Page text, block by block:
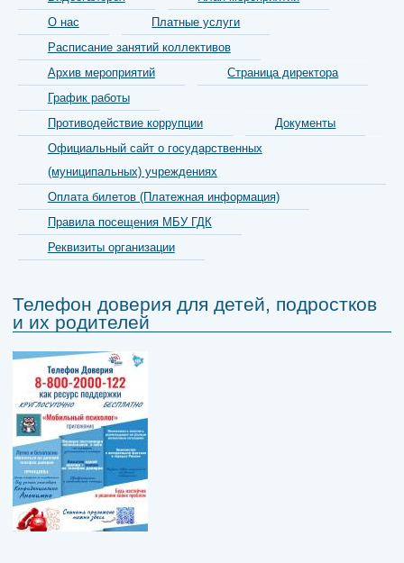
О нас
Платные услуги
Расписание занятий коллективов
Архив мероприятий
Страница директора
График работы
Противодействие коррупции
Документы
Официальный сайт о государственных
(муниципальных) учреждениях
Оплата билетов (Платежная информация)
Правила посещения МБУ ГДК
Реквизиты организации
Телефон доверия для детей, подростков
и их родителей